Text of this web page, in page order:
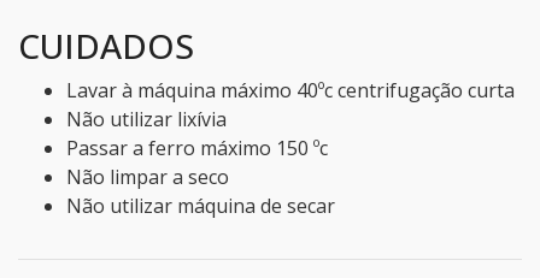
CUIDADOS
Lavar à máquina máximo 40ºc centrifugação curta
Não utilizar lixívia
Passar a ferro máximo 150 ºc
Não limpar a seco
Não utilizar máquina de secar